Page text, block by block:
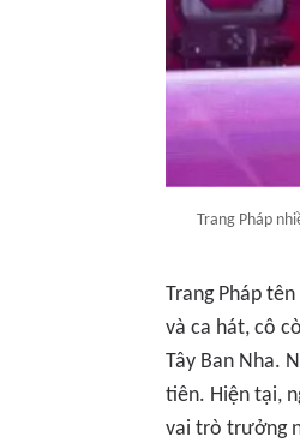
Trang Pháp
Trang Pháp
và ca hát, cô
Tây Ban Nha.
tiên. Hiện tại,
vai trò trưởng